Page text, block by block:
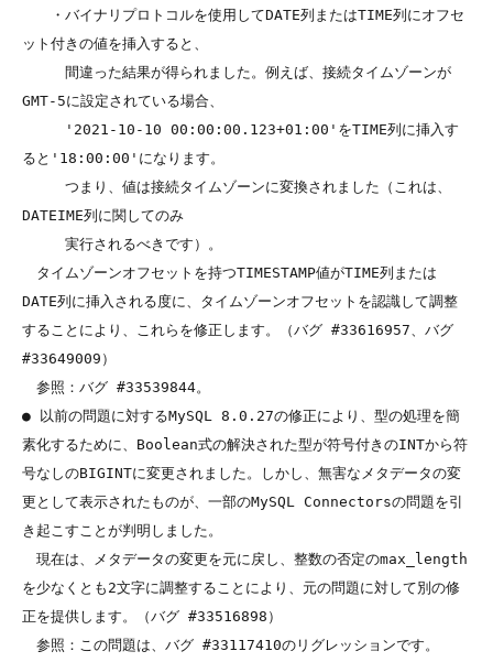
・バイナリプロトコルを使用してDATE列またはTIME列にオフセ
ット付きの値を挿入すると、
間違った結果が得られました。例えば、接続タイムゾーンが
GMT-5に設定されている場合、
'2021-10-10 00:00:00.123+01:00'をTIME列に挿入す
ると'18:00:00'になります。
つまり、値は接続タイムゾーンに変換されました（これは、
DATEIME列に関してのみ
実行されるべきです）。
タイムゾーンオフセットを持つTIMESTAMP値がTIME列または
DATE列に挿入される度に、タイムゾーンオフセットを認識して調整
することにより、これらを修正します。（バグ #33616957、バグ
#33649009）
参照：バグ #33539844。
● 以前の問題に対するMySQL 8.0.27の修正により、型の処理を簡
素化するために、Boolean式の解決された型が符号付きのINTから符
号なしのBIGINTに変更されました。しかし、無害なメタデータの変
更として表示されたものが、一部のMySQL Connectorsの問題を引
き起こすことが判明しました。
現在は、メタデータの変更を元に戻し、整数の否定のmax_length
を少なくとも2文字に調整することにより、元の問題に対して別の修
正を提供します。（バグ #33516898）
参照：この問題は、バグ #33117410のリグレッションです。